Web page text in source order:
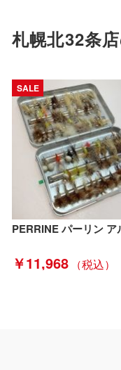
札幌北32条
SALE
￥11,968